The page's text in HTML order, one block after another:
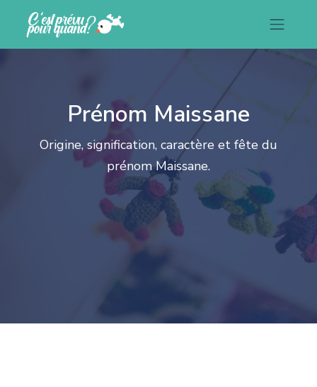
Prénom Maissane
Origine, signification, caractère et fête du
prénom Maissane.